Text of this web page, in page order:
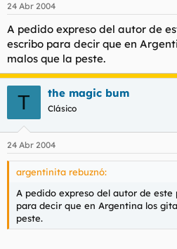
24 Abr 2004
A pedido expreso del autor de
escribo para decir que en
malos que la peste.
T the magic bum
Clásico
24 Abr 2004
argentinita rebuznó:
A pedido expreso del autor de este
para decir que en Argentina los
peste.